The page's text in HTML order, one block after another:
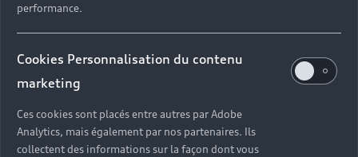
performance.
Cookies Personnalisation du contenu
marketing
Ces cookies sont placés entre autres par Adobe
Analytics, mais également par nos partenaires. Ils
collectent des informations sur la façon dont vous